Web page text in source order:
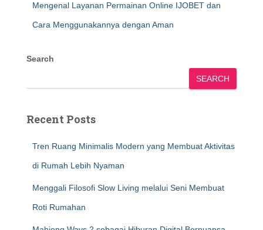
Mengenal Layanan Permainan Online IJOBET dan
Cara Menggunakannya dengan Aman
Search
SEARCH
Recent Posts
Tren Ruang Minimalis Modern yang Membuat Aktivitas
di Rumah Lebih Nyaman
Menggali Filosofi Slow Living melalui Seni Membuat
Roti Rumahan